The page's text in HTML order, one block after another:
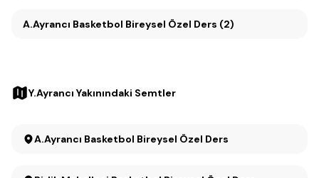
A.Ayrancı Basketbol Bireysel Özel Ders (2)
Y.Ayrancı Yakınındaki Semtler
A.Ayrancı Basketbol Bireysel Özel Ders